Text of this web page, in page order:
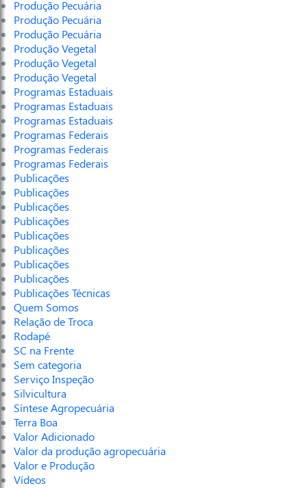
Produção Pecuária
Produção Pecuária
Produção Pecuária
Produção Vegetal
Produção Vegetal
Produção Vegetal
Programas Estaduais
Programas Estaduais
Programas Estaduais
Programas Federais
Programas Federais
Programas Federais
Publicações
Publicações
Publicações
Publicações
Publicações
Publicações
Publicações
Publicações
Publicações Técnicas
Quem Somos
Relação de Troca
Rodapé
SC na Frente
Sem categoria
Serviço Inspeção
Silvicultura
Síntese Agropecuária
Terra Boa
Valor Adicionado
Valor da produção agropecuária
Valor e Produção
Vídeos